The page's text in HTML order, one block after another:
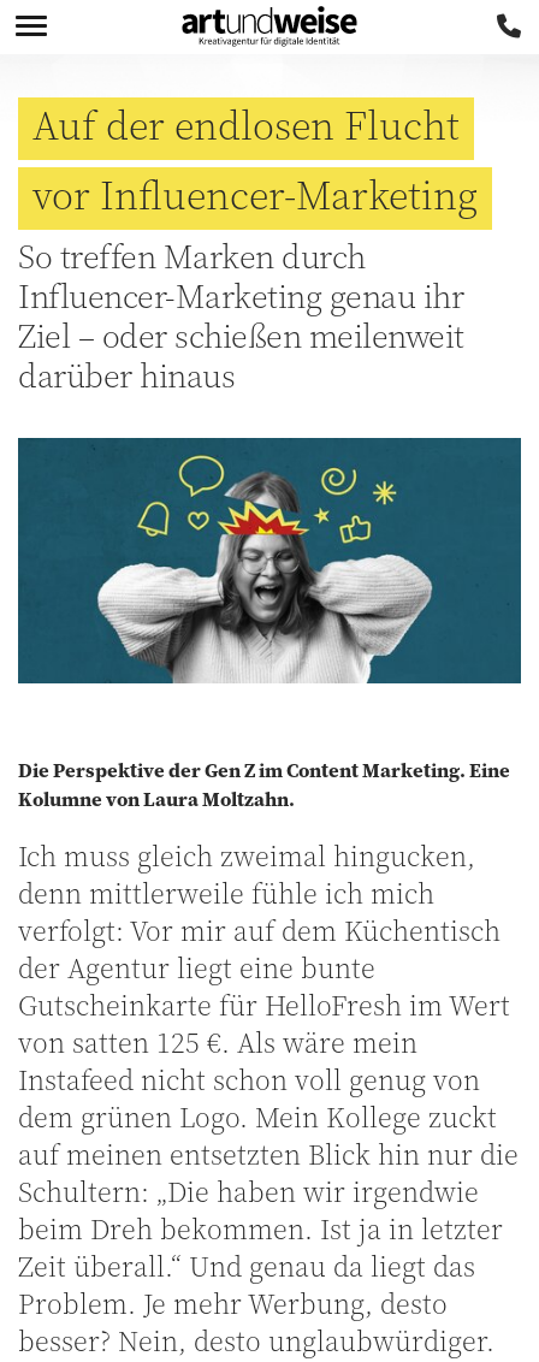
Auf der endlosen Flucht
vor Influencer-Marketing
So treffen Marken durch
Influencer-Marketing genau ihr
Ziel – oder schießen meilenweit
darüber hinaus
Die Perspektive der Gen Z im Content Marketing. Eine
Kolumne von Laura Moltzahn.
Ich muss gleich zweimal hingucken,
denn mittlerweile fühle ich mich
verfolgt: Vor mir auf dem Küchentisch
der Agentur liegt eine bunte
Gutscheinkarte für HelloFresh im Wert
von satten 125 €. Als wäre mein
Instafeed nicht schon voll genug von
dem grünen Logo. Mein Kollege zuckt
auf meinen entsetzten Blick hin nur die
Schultern: „Die haben wir irgendwie
beim Dreh bekommen. Ist ja in letzter
Zeit überall.“ Und genau da liegt das
Problem. Je mehr Werbung, desto
besser? Nein, desto unglaubwürdiger.